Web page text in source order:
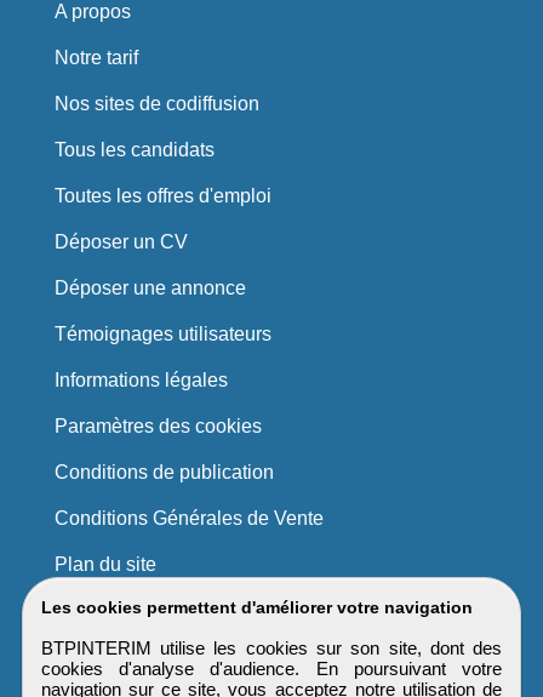
Les cookies permettent d'améliorer votre navigation
BTPINTERIM utilise les cookies sur son site, dont des
cookies d'analyse d'audience. En poursuivant votre
navigation sur ce site, vous acceptez notre utilisation de
A propos
Notre tarif
Nos sites de codiffusion
Tous les candidats
Toutes les offres d'emploi
Déposer un CV
Déposer une annonce
Témoignages utilisateurs
Informations légales
Paramètres des cookies
Conditions de publication
Conditions Générales de Vente
Plan du site